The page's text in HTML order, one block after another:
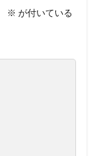
※ が付いている